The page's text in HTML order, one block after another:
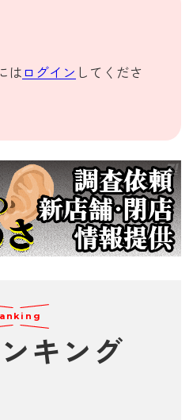
は ログイン してくださ
キング